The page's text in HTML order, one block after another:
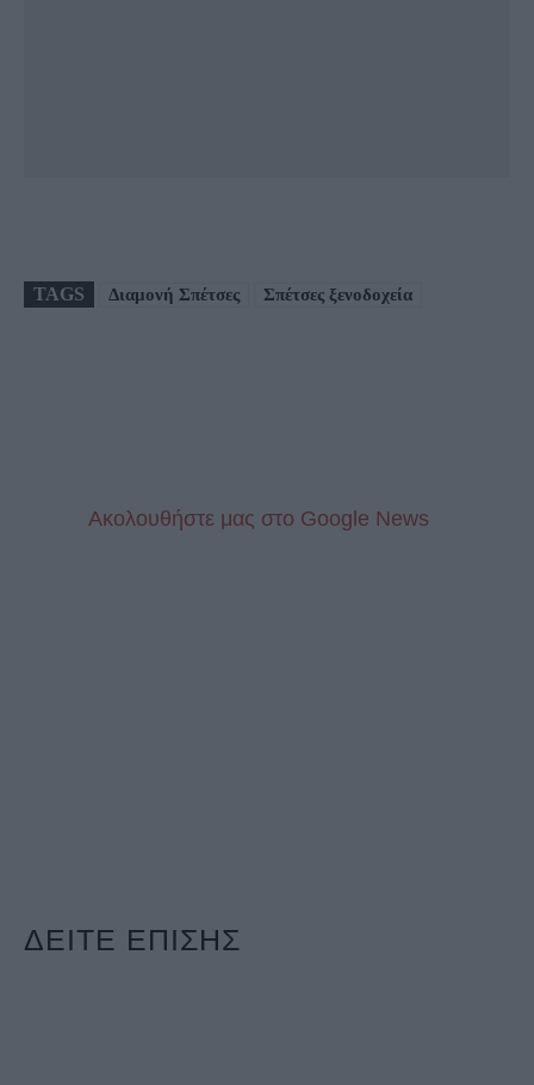
TAGS Διαμονή Σπέτσες Σπέτσες ξενοδοχεία
Aκολουθήστε μας στo Google News
ΔΕΙΤΕ ΕΠΙΣΗΣ